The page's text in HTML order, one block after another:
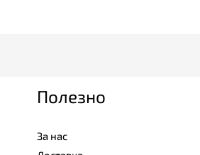
Полезно
За нас